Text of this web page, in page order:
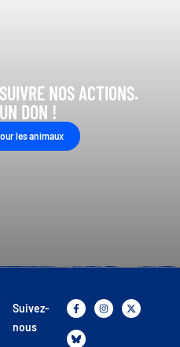
NOS ACTIONS.
DON !
les animaux
Suivez-
nous